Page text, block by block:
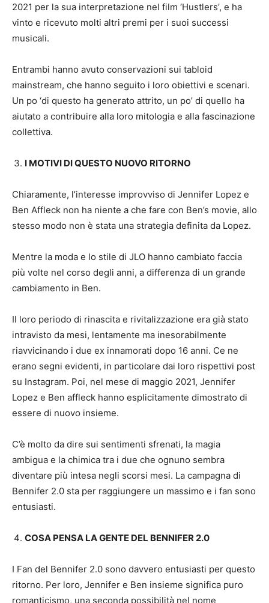
2021 per la sua interpretazione nel film ‘Hustlers’, e ha
vinto e ricevuto molti altri premi per i suoi successi
musicali.
Entrambi hanno avuto conservazioni sui tabloid
mainstream, che hanno seguito i loro obiettivi e scenari.
Un po ‘di questo ha generato attrito, un po’ di quello ha
aiutato a contribuire alla loro mitologia e alla fascinazione
collettiva.
I MOTIVI DI QUESTO NUOVO RITORNO
Chiaramente, l’interesse improvviso di Jennifer Lopez e
Ben Affleck non ha niente a che fare con Ben’s movie, allo
stesso modo non è stata una strategia definita da Lopez.
Mentre la moda e lo stile di JLO hanno cambiato faccia
più volte nel corso degli anni, a differenza di un grande
cambiamento in Ben.
Il loro periodo di rinascita e rivitalizzazione era già stato
intravisto da mesi, lentamente ma inesorabilmente
riavvicinando i due ex innamorati dopo 16 anni. Ce ne
erano segni evidenti, in particolare dai loro rispettivi post
su Instagram. Poi, nel mese di maggio 2021, Jennifer
Lopez e Ben affleck hanno esplicitamente dimostrato di
essere di nuovo insieme.
C’è molto da dire sui sentimenti sfrenati, la magia
ambigua e la chimica tra i due che ognuno sembra
diventare più intesa negli scorsi mesi. La campagna di
Bennifer 2.0 sta per raggiungere un massimo e i fan sono
entusiasti.
COSA PENSA LA GENTE DEL BENNIFER 2.0
I Fan del Bennifer 2.0 sono davvero entusiasti per questo
ritorno. Per loro, Jennifer e Ben insieme significa puro
romanticismo, una seconda possibilità nel nome